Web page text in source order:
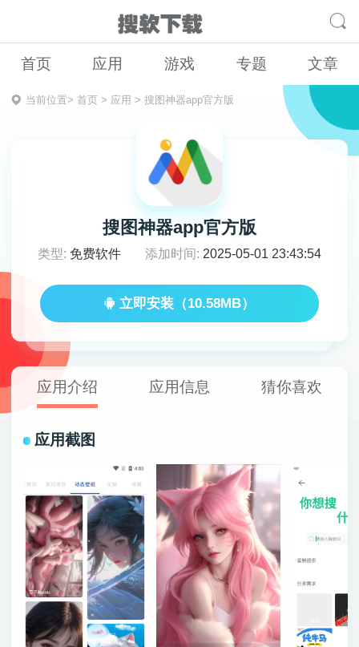
首页 应用 游戏 专题 文章
当前位置> 首页> 应用 > 搜图神器app官方版
搜图神器app官方版
类型: 免费软件 添加时间: 2025-05-01 23:43:54
立即安装（10.58MB）
应用介绍 应用信息 猜你喜欢
应用截图